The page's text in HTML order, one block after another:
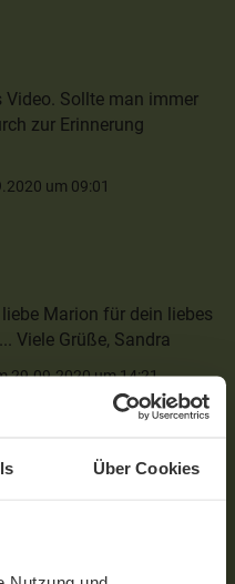
Über Cookies
Video. Sollte man immer
zur Erinnerung
um 09:01
Marion für dein liebes
Viele Grüße, Sandra
29.09.2020 um 14:21
Praxis und wie